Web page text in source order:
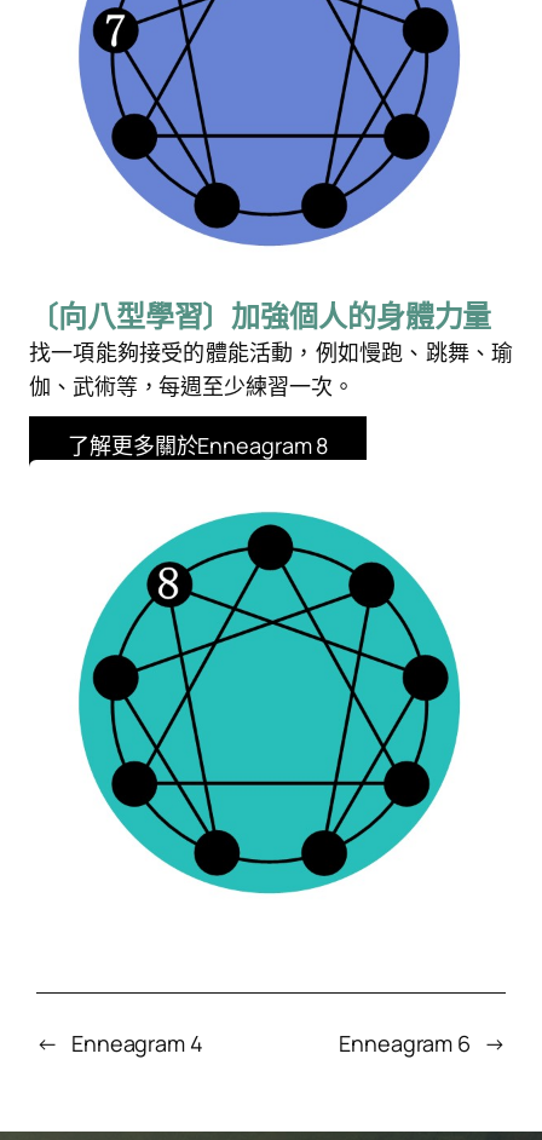
〔向八型學習〕加強個人的身體力量
找一項能夠接受的體能活動，例如慢跑、跳舞、瑜
伽、武術等，每週至少練習一次。
了解更多關於Enneagram 8
← Enneagram 4 Enneagram 6 →